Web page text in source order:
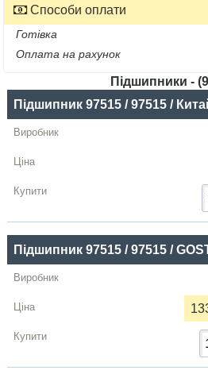
Способи оплати
Готівка
Оплата на рахунок
Підшипники -
Назва
Виробник
Радіальний
грн
Купити
Підшипник 97515 / 97515 /
Підшипник 97515 / 97515 /